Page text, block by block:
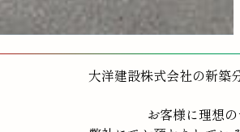
大洋建設株式会社の新築
お客様に理想